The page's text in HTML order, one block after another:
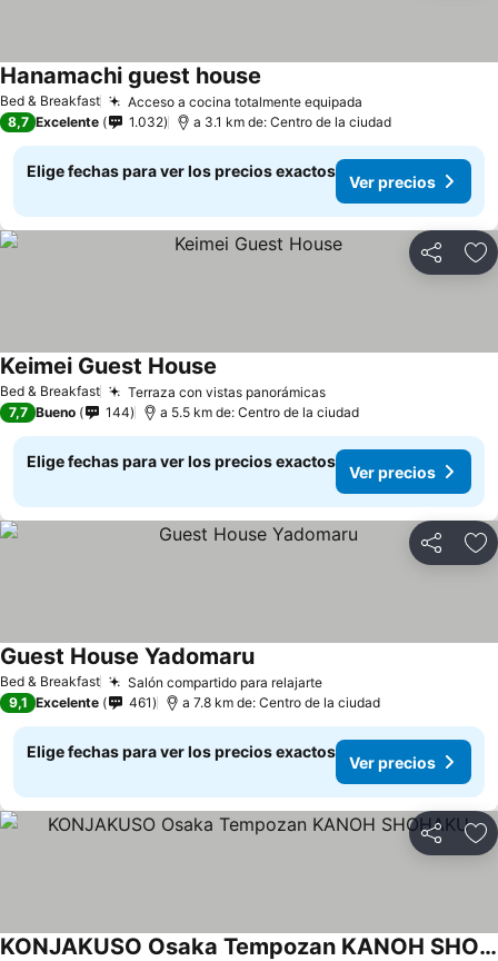
Bed & Breakfast Acceso a cocina totalmente equipada
Hanamachi guest house
8,7 Excelente 1.032 a 3.1 km de: Centro de la ciudad
Elige fechas para ver los precios exactos
Ver precios
Compartir
Bed & Breakfast Terraza con vistas panorámicas
Keimei Guest House
7,7 Bueno 144 a 5.5 km de: Centro de la ciudad
Elige fechas para ver los precios exactos
Ver precios
Compartir
Bed & Breakfast Salón compartido para relajarte
Guest House Yadomaru
9,1 Excelente 461 a 7.8 km de: Centro de la ciudad
Elige fechas para ver los precios exactos
Ver precios
Compartir
KONJAKUSO Osaka Tempozan KANOH SHOHAKU